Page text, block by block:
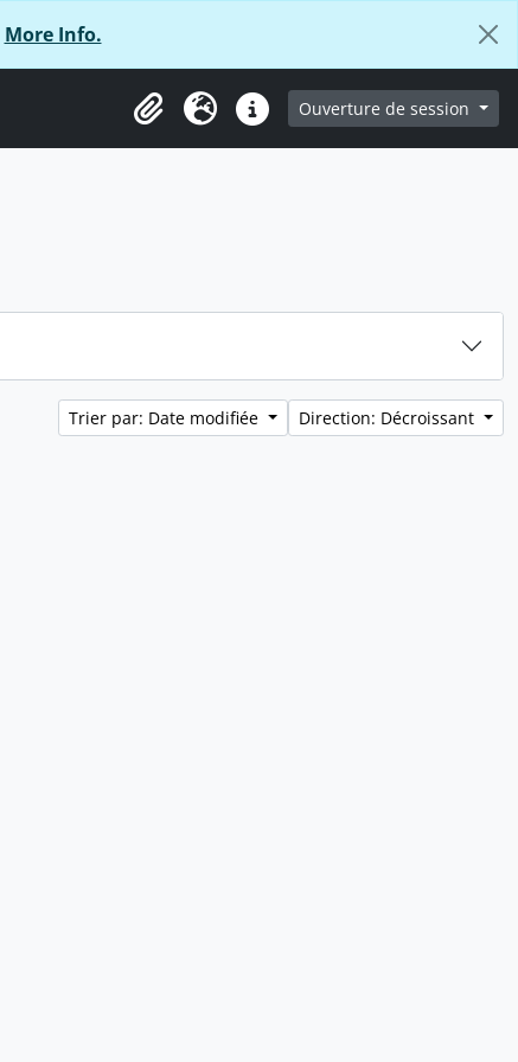
More Info.
Presse-papier
LangueLiens rapidesOuverture de session
Trier par: Date modifiée Direction: Décroissant